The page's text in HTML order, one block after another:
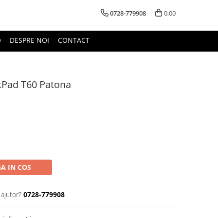
0728-779908 0,00
DESPRE NOI CONTACT
T60 Patona
IN COS
0728-779908